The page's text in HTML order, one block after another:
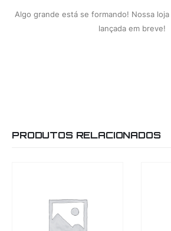
Algo grande está se formando! Nossa
lançada em breve!
PRODUTOS RELACIONADOS